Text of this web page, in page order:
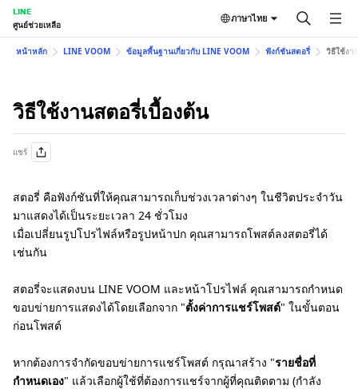
LINE
ศูนย์ช่วยเหลือ
ภาษาไทย
หน้าหลัก LINE VOOM ข้อมูลพื้นฐานเกี่ยวกับ LINE VOOM ฟังก์ชันสตอรี่ วิธีใช้งา
วิธีใช้งานสตอรี่เบื้องต้น
แชร์
สตอรี่ คือฟังก์ชันที่ให้คุณสามารถเก็บช่วงเวลาต่างๆ ในชีวิตประจำวัน
มาแสดงได้เป็นระยะเวลา 24 ชั่วโมง
เมื่อเปลี่ยนรูปโปรไฟล์หรือรูปหน้าปก คุณสามารถโพสต์ลงสตอรี่ได้
เช่นกัน
สตอรี่จะแสดงบน LINE VOOM และหน้าโปรไฟล์ คุณสามารถกำหนด
ขอบข่ายการแสดงได้โดยเลือกจาก "ตั้งค่าการแชร์โพสต์" ในขั้นตอน
ก่อนโพสต์
หากต้องการจำกัดขอบข่ายการแชร์โพสต์ กรุณาสร้าง "รายชื่อที่
กำหนดเอง" แล้วเลือกผู้ใช้ที่ต้องการแชร์จากผู้ที่คุณติดตาม (กำลัง